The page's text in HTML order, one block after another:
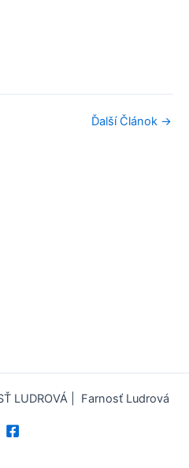
Ďalší Článok →
LUDROVÁ | Farnosť Ludrová